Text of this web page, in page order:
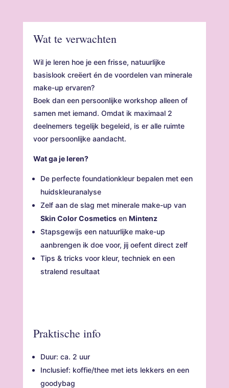
Wat te verwachten
Wil je leren hoe je een frisse, natuurlijke
basislook creëert én de voordelen van minerale
make-up ervaren?
Boek dan een persoonlijke workshop alleen of
samen met iemand. Omdat ik maximaal 2
deelnemers tegelijk begeleid, is er alle ruimte
voor persoonlijke aandacht.
Wat ga je leren?
De perfecte foundationkleur bepalen met een
huidskleuranalyse
Zelf aan de slag met minerale make-up van
Skin Color Cosmeticsen Mintenz
Stapsgewijs een natuurlijke make-up
aanbrengen ik doe voor, jij oefent direct zelf
Tips & tricks voor kleur, techniek en een
stralend resultaat
Praktische info
Duur: ca. 2 uur
Inclusief: koffie/thee met iets lekkers en een
goodybag